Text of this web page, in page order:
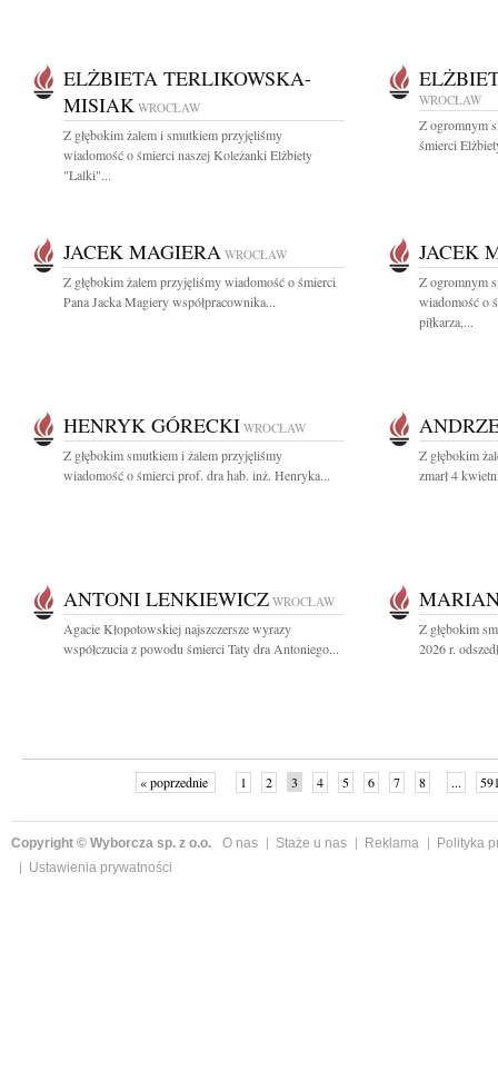
ELŻBIETA TERLIKOWSKA-
MISIAK WROCŁAW
Z głębokim żalem i smutkiem przyjęliśmy
wiadomość o śmierci naszej Koleżanki Elżbiety
"Lalki"...
WROCŁAW
Z ogromnym
śmierci
JACEK MAGIERA WROCŁAW
Z głębokim żalem przyjęliśmy wiadomość o śmierci
Pana Jacka Magiery współpracownika...
JACEK
Z ogromnym
wiadomość o
piłkarza,...
HENRYK GÓRECKI WROCŁAW
Z głębokim smutkiem i żalem przyjęliśmy
wiadomość o śmierci prof. dra hab. inż. Henryka...
Z głębokim
zmarł 4
ANTONI LENKIEWICZ WROCŁAW
Agacie Kłopotowskiej najszczersze wyrazy
współczucia z powodu śmierci Taty dra Antoniego...
Z głębokim
2026 r.
« poprzednie 1 2 3 4 5 6 7 8 ...
Copyright © Wyborcza sp. z o.o. O nas Staże u nas Reklama
Polityka
Ustawienia prywatności